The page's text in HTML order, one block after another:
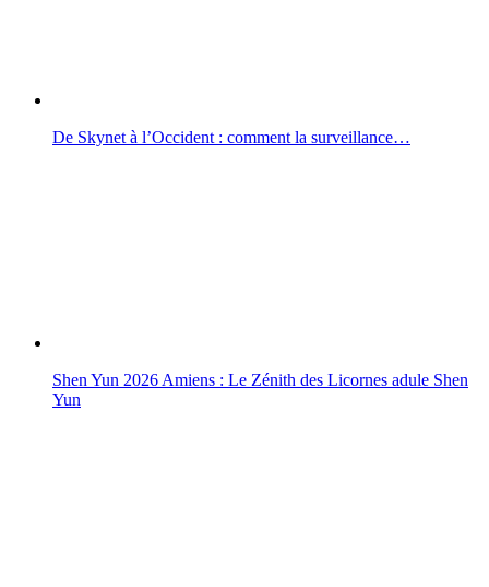
De Skynet à l’Occident : comment la surveillance…
Shen Yun 2026 Amiens : Le Zénith des Licornes adule Shen
Yun